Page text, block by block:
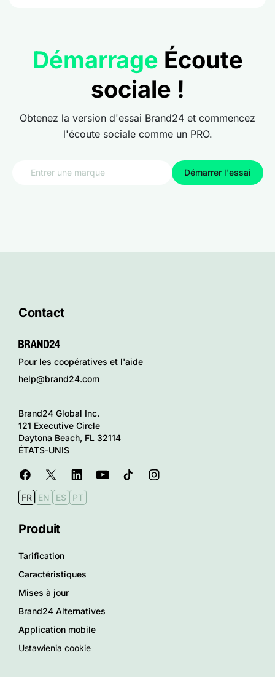
Démarrage Écoute
sociale !
Obtenez la version d'essai Brand24 et commencez
l'écoute sociale comme un PRO.
Démarrer l'essai
Contact
Pour les coopératives et l'aide
help@brand24.com
Brand24 Global Inc.
121 Executive Circle
Daytona Beach, FL 32114
ÉTATS-UNIS
FR EN ES PT
Produit
Tarification
Caractéristiques
Mises à jour
Brand24 Alternatives
Application mobile
Ustawienia cookie